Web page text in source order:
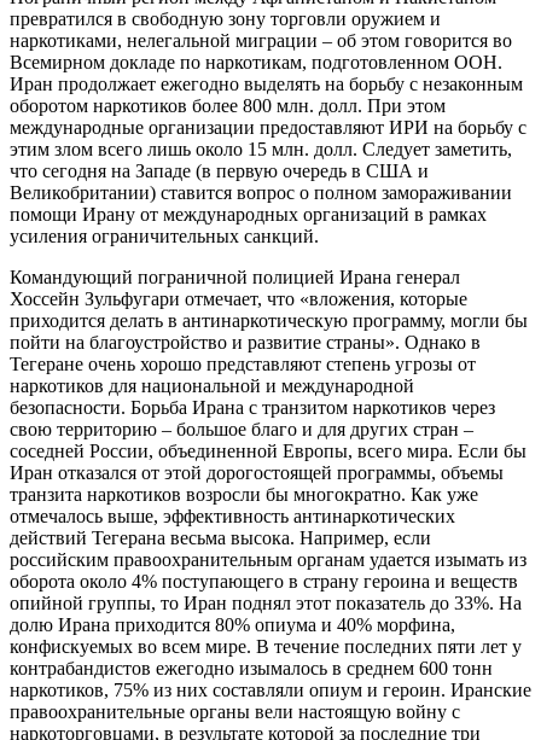
превратился в свободную зону торговли оружием и
наркотиками, нелегальной миграции – об этом говорится во
Всемирном докладе по наркотикам, подготовленном ООН.
Иран продолжает ежегодно выделять на борьбу с незаконным
оборотом наркотиков более 800 млн. долл. При этом
международные организации предоставляют ИРИ на борьбу с
этим злом всего лишь около 15 млн. долл. Следует заметить,
что сегодня на Западе (в первую очередь в США и
Великобритании) ставится вопрос о полном замораживании
помощи Ирану от международных организаций в рамках
усиления ограничительных санкций.
Командующий пограничной полицией Ирана генерал
Хоссейн Зульфугари отмечает, что «вложения, которые
приходится делать в антинаркотическую программу, могли бы
пойти на благоустройство и развитие страны». Однако в
Тегеране очень хорошо представляют степень угрозы от
наркотиков для национальной и международной
безопасности. Борьба Ирана с транзитом наркотиков через
свою территорию – большое благо и для других стран –
соседней России, объединенной Европы, всего мира. Если бы
Иран отказался от этой дорогостоящей программы, объемы
транзита наркотиков возросли бы многократно. Как уже
отмечалось выше, эффективность антинаркотических
действий Тегерана весьма высока. Например, если
российским правоохранительным органам удается изымать из
оборота около 4% поступающего в страну героина и веществ
опийной группы, то Иран поднял этот показатель до 33%. На
долю Ирана приходится 80% опиума и 40% морфина,
конфискуемых во всем мире. В течение последних пяти лет у
контрабандистов ежегодно изымалось в среднем 600 тонн
наркотиков, 75% из них составляли опиум и героин. Иранские
правоохранительные органы вели настоящую войну с
наркоторговцами, в результате которой за последние три